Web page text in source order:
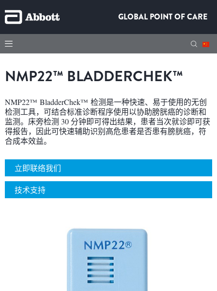
GLOBAL POINT OF CARE
NMP22™ BLADDERCHEK™
NMP22™ BladderChek™ 检测是一种快速、易于使用的无创
检测工具，可结合标准诊断程序使用以协助膀胱癌的诊断和
监测。床旁检测 30 分钟即可得出结果，患者当次就诊即可获
得报告，因此可快速辅助识别高危患者是否患有膀胱癌，符
合成本效益。
立即联络我们
技术支持